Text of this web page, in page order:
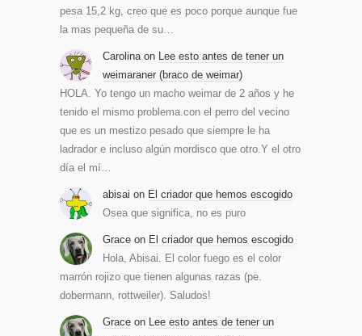
pesa 15,2 kg, creo que es poco porque aunque fue
la mas pequeña de su…
Carolina on Lee esto antes de tener un
weimaraner (braco de weimar)
HOLA. Yo tengo un macho weimar de 2 años y he
tenido el mismo problema.con el perro del vecino
que es un mestizo pesado que siempre le ha
ladrador e incluso algún mordisco que otro.Y el otro
día el mí…
abisai on El criador que hemos escogido
Osea que significa, no es puro
Grace on El criador que hemos escogido
Hola, Abisai. El color fuego es el color
marrón rojizo que tienen algunas razas (pe.
dobermann, rottweiler). Saludos!
Grace on Lee esto antes de tener un